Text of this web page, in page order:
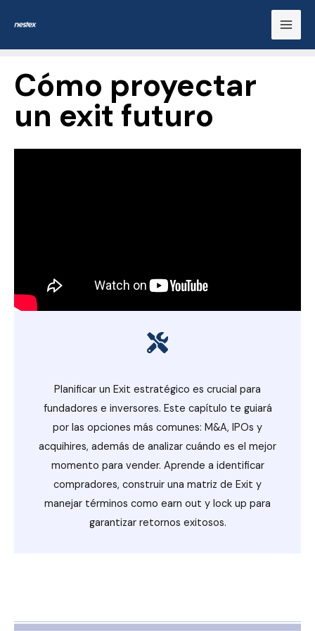
contenido
Cómo proyectar
un exit futuro
Planificar un Exit estratégico es crucial para
fundadores e inversores. Este capítulo te guiará
por las opciones más comunes: M&A, IPOs y
acquihires, además de analizar cuándo es el mejor
momento para vender. Aprende a identificar
compradores, construir una matriz de Exit y
manejar términos como earn out y lock up para
garantizar retornos exitosos.